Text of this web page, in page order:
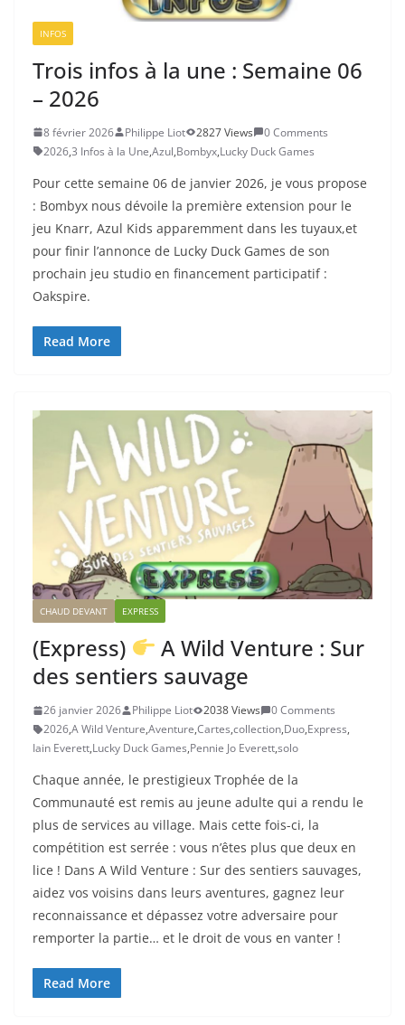
INFOS
Trois infos à la une : Semaine 06
– 2026
8 février 2026 Philippe Liot 2827 Views
0 Comments
2026,3 Infos à la Une,Azul,Bombyx,Lucky Duck Games
Pour cette semaine 06 de janvier 2026, je vous propose
: Bombyx nous dévoile la première extension pour le
jeu Knarr, Azul Kids apparemment dans les tuyaux,et
pour finir l’annonce de Lucky Duck Games de son
prochain jeu studio en financement participatif :
Oakspire.
Read More
CHAUD DEVANT EXPRESS
(Express)
A Wild Venture : Sur
des sentiers sauvage
26 janvier 2026 Philippe Liot 2038 Views
0 Comments
2026,A Wild Venture,Aventure,Cartes,collection,Duo,Express,
Iain Everett,Lucky Duck Games,Pennie Jo Everett,solo
Chaque année, le prestigieux Trophée de la
Communauté est remis au jeune adulte qui a rendu le
plus de services au village. Mais cette fois-ci, la
compétition est serrée : vous n’êtes plus que deux en
lice ! Dans A Wild Venture : Sur des sentiers sauvages,
aidez vos voisins dans leurs aventures, gagnez leur
reconnaissance et dépassez votre adversaire pour
remporter la partie… et le droit de vous en vanter !
Read More